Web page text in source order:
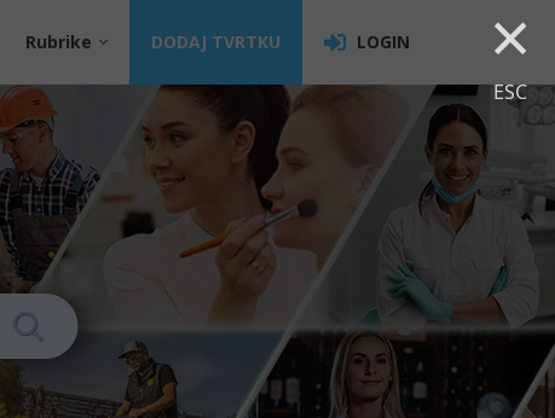
×
ESC
Rubrike DODAJ TVRTKU LOGIN